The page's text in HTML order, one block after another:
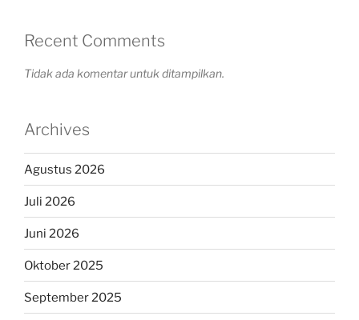
Recent Comments
Tidak ada komentar untuk ditampilkan.
Archives
Agustus 2026
Juli 2026
Juni 2026
Oktober 2025
September 2025